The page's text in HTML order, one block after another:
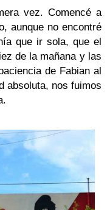
vez. Comencé a
aunque no encontré
que ir sola, que el
de la mañana y las
de Fabian al
absoluta, nos fuimos